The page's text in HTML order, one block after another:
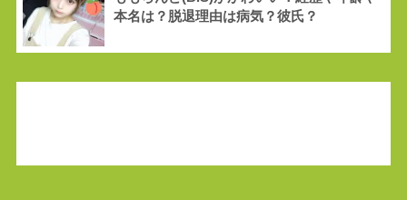
本名は？脱退理由は病気？彼氏？